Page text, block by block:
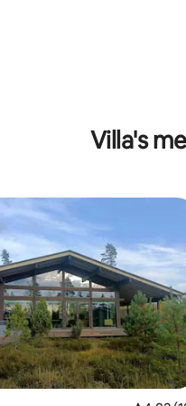
Villa's
van 4,81 op 5, 26 recensies